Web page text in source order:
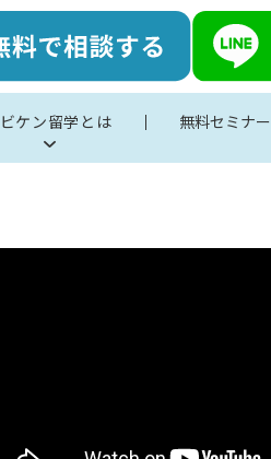
ケン留学とは 無料セミナー